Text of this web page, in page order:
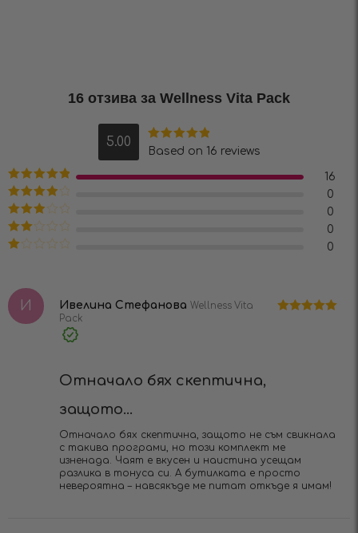
16 отзива за Wellness Vita Pack
5.00
Оценено на
Based on 16 reviews
Оценено на
5
от 5
16
Оценено
на 4
0
Оценено
на
5
0
Оценено
0
от
0
И Ивелина Стефанова Wellness Vita
Pack
Отначало бях скептична,
защото...
Отначало бях скептична, защото не съм свикнала
с такива програми, но този комплект ме
изненада. Чаят е вкусен и наистина усещам
разлика в тонуса си. А бутилката е просто
невероятна – навсякъде ме питат откъде я имам!